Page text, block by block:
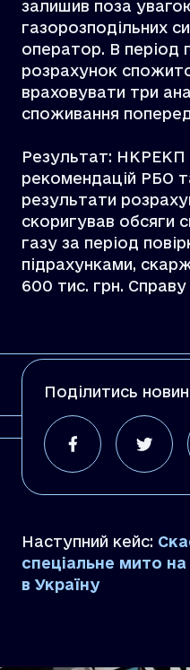
залишив поза
газорозподільних
оператор. В період
розрахунок
враховувати три
споживання
Результат: НКРЕКП
рекомендацій РБО
результати
скоригував обсяги
газу за період
підрахунками,
600 тис. грн.
Поділитись
Наступний кейс:
спеціальне мито на
в Україну